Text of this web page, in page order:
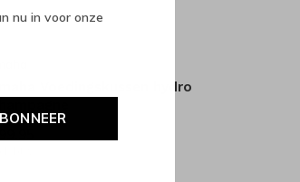
nu in voor onze
Voedingskussen hydro